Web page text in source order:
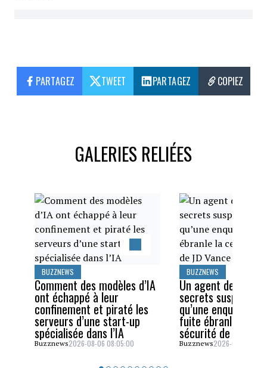
PARTAGEZ TWEET PARTAGEZ COPIEZ
GALERIES RELIÉES
BUZZNEWS
Comment des modèles d’IA
ont échappé à leur
confinement et piraté les
serveurs d’une start-up
spécialisée dans l’IA
Buzznews2026-08-06 08:05:00
BUZZNEWS
Un agent des
secrets suspendu
qu’une enquête
fuite ébranle la
sécurité de JD
Buzznews2026-08-05